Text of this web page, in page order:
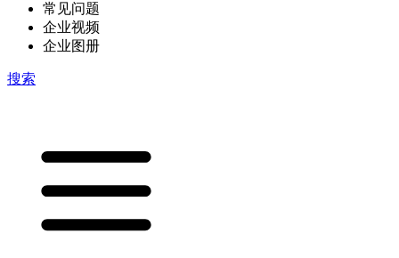
常见问题
企业视频
企业图册
搜索